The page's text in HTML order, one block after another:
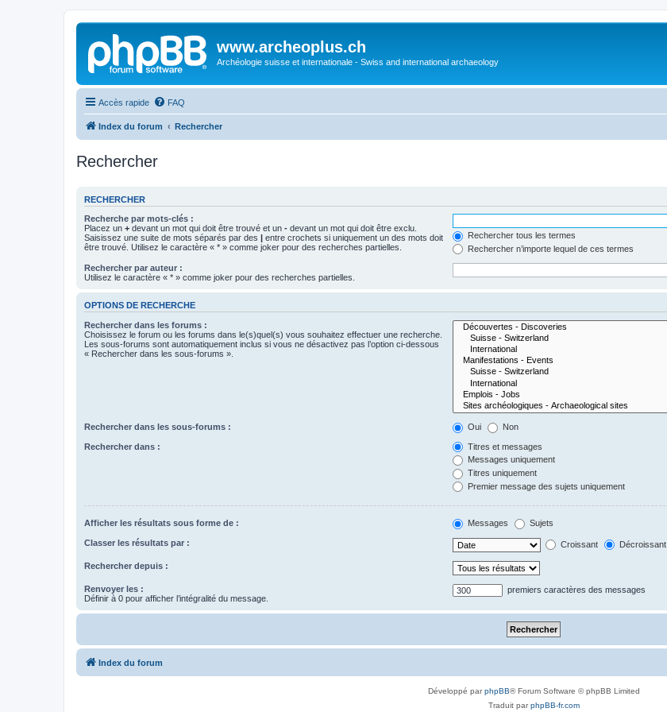
www.archeoplus.ch
Archéologie suisse et internationale - Swiss and international archaeology
Accès rapide FAQ
Index du forum Rechercher
Rechercher
RECHERCHER
Recherche par mots-clés :
Placez un + devant un mot qui doit être trouvé et un - devant un mot qui doit être exclu.
Saisissez une suite de mots séparés par des | entre crochets si uniquement un des mots doit
être trouvé. Utilisez le caractère « * » comme joker pour des recherches partielles.
Rechercher tous les termes
Rechercher n’importe lequel de ces termes
Rechercher par auteur :
Utilisez le caractère « * » comme joker pour des recherches partielles.
OPTIONS DE RECHERCHE
Rechercher dans les forums :
Choisissez le forum ou les forums dans le(s)quel(s) vous souhaitez effectuer une recherche.
Les sous-forums sont automatiquement inclus si vous ne désactivez pas l’option ci-dessous
« Rechercher dans les sous-forums ».
Rechercher dans les sous-forums : Oui Non
Rechercher dans :
Titres et messages
Messages uniquement
Titres uniquement
Premier message des sujets uniquement
Afficher les résultats sous forme de : Messages Sujets
Classer les résultats par : Croissant Décroissant
Rechercher depuis :
Renvoyer les :
Définir à 0 pour afficher l’intégralité du message.
premiers caractères des messages
Index du forum
Développé parphpBB® Forum Software © phpBB Limited
Traduit parphpBB-fr.com